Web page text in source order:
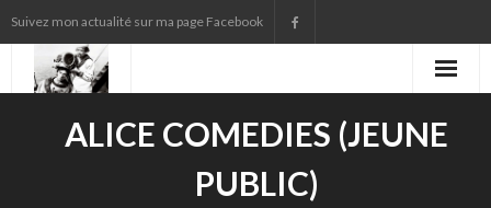
Suivez mon actualité sur ma page Facebook
ALICE COMEDIES (JEUNE
PUBLIC)